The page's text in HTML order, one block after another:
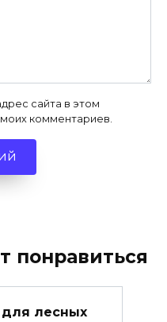
сайта в этом
комментариев.
понравиться
лесных